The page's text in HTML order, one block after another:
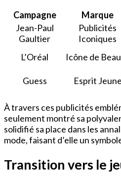
Campagne
Marque
Jean-Paul
Gaultier
Publicités
Iconiques
L’Oréal
Icône de
Guess
Esprit Jeune
À travers ces publicités
seulement montré sa
solidifié sa place dans les
mode, faisant d’elle un
Transition vers le